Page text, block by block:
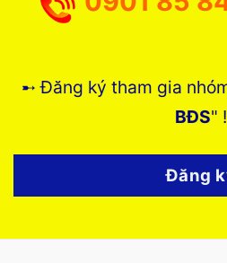
➸ Đăng ký tham gia
BĐS" !
Đăng